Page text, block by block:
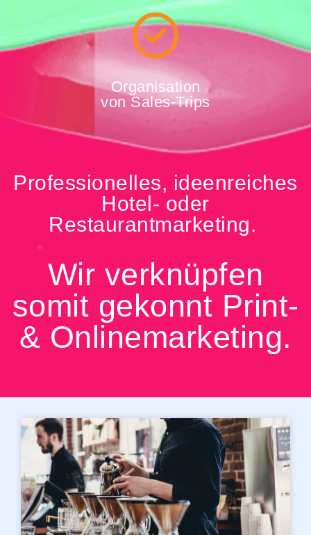
Organisation
von Sales-Trips
Professionelles, ideenreiches
Hotel- oder
Restaurantmarketing.
Wir verknüpfen
somit gekonnt Print-
& Onlinemarketing.